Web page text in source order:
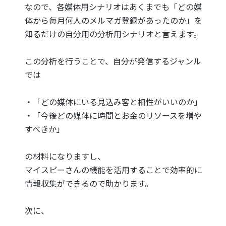
なので、各媒体用シナリオはあくまでも「どの媒
体から毎月何人のメルマガ登録があったのか」を
知るだけの自分用の分析用シナリオと言えます。
この分析を行うことで、自分が発信するジャンル
では
・「どの媒体にいる見込み客と相性がいいのか」
・「今後どの媒体に時間とお金のリソースを増や
すべきか」
の材料になりますし、
マイスピーさんの機能を活用することで効率的に
情報収集ができるので助かります。
次に、